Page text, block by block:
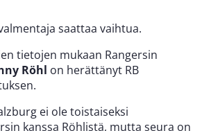
saattaa vaihtua.
tietojen mukaan Rangersin
Röhl on herättänyt RB
ei ole toistaiseksi
kanssa Röhlistä, mutta seura on